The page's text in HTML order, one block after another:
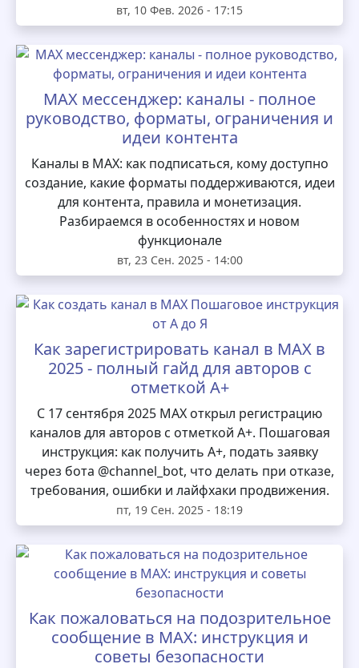
вт, 10 Фев. 2026 - 17:15
MAX мессенджер: каналы - полное
руководство, форматы, ограничения и
идеи контента
Каналы в MAX: как подписаться, кому доступно
создание, какие форматы поддерживаются, идеи
для контента, правила и монетизация.
Разбираемся в особенностях и новом
функционале
вт, 23 Сен. 2025 - 14:00
Как зарегистрировать канал в MAX в
2025 - полный гайд для авторов с
отметкой А+
С 17 сентября 2025 MAX открыл регистрацию
каналов для авторов с отметкой А+. Пошаговая
инструкция: как получить А+, подать заявку
через бота @channel_bot, что делать при отказе,
требования, ошибки и лайфхаки продвижения.
пт, 19 Сен. 2025 - 18:19
Как пожаловаться на подозрительное
сообщение в MAX: инструкция и
советы безопасности